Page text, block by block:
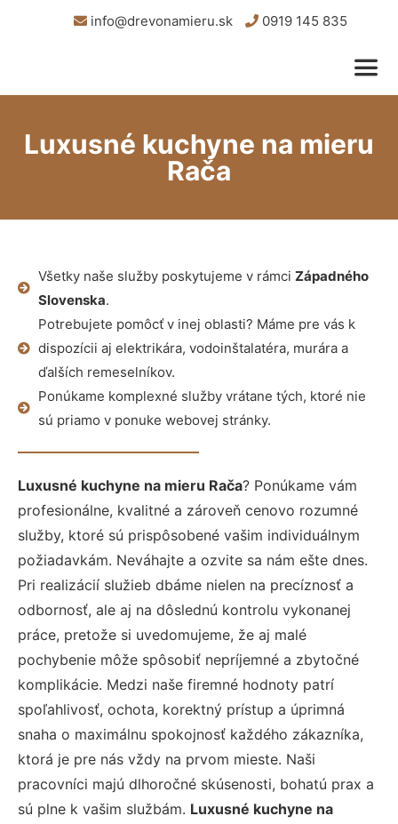
info@drevonamieru.sk 0919 145 835
Luxusné kuchyne na mieru
Rača
Všetky naše služby poskytujeme v rámci Západného
Slovenska.
Potrebujete pomôcť v inej oblasti? Máme pre vás k
dispozícii aj elektrikára, vodoinštalatéra, murára a
ďalších remeselníkov.
Ponúkame komplexné služby vrátane tých, ktoré nie
sú priamo v ponuke webovej stránky.
Luxusné kuchyne na mieru Rača? Ponúkame vám
profesionálne, kvalitné a zároveň cenovo rozumné
služby, ktoré sú prispôsobené vašim individuálnym
požiadavkám. Neváhajte a ozvite sa nám ešte dnes.
Pri realizácií služieb dbáme nielen na precíznosť a
odbornosť, ale aj na dôslednú kontrolu vykonanej
práce, pretože si uvedomujeme, že aj malé
pochybenie môže spôsobiť nepríjemné a zbytočné
komplikácie. Medzi naše firemné hodnoty patrí
spoľahlivosť, ochota, korektný prístup a úprimná
snaha o maximálnu spokojnosť každého zákazníka,
ktorá je pre nás vždy na prvom mieste. Naši
pracovníci majú dlhoročné skúsenosti, bohatú prax a
sú plne k vašim službám. Luxusné kuchyne na